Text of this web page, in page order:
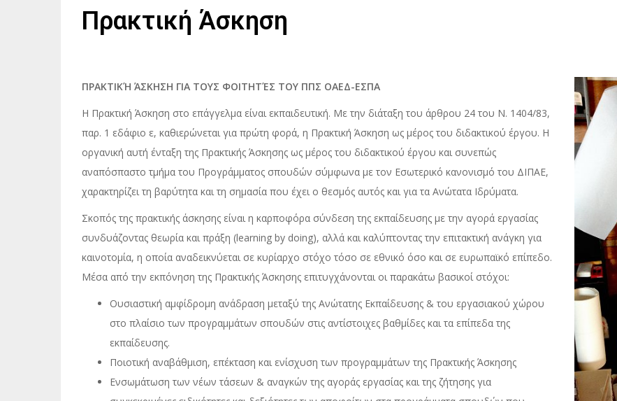
Πρακτική Άσκηση
ΠΡΑΚΤΙΚΉ ΆΣΚΗΣΗ ΓΙΑ ΤΟΥΣ ΦΟΙΤΗΤΈΣ ΤΟΥ ΠΠΣ ΟΑΕΔ-ΕΣΠΑ
Η Πρακτική Άσκηση στο επάγγελμα είναι εκπαιδευτική. Με την διάταξη του άρθρου 24 του Ν. 1404/83,
παρ. 1 εδάφιο ε, καθιερώνεται για πρώτη φορά, η Πρακτική Άσκηση ως μέρος του διδακτικού έργου. Η
οργανική αυτή ένταξη της Πρακτικής Άσκησης ως μέρος του διδακτικού έργου και συνεπώς
αναπόσπαστο τμήμα του Προγράμματος σπουδών σύμφωνα με τον Εσωτερικό κανονισμό του ΔΙΠΑΕ,
χαρακτηρίζει τη βαρύτητα και τη σημασία που έχει ο θεσμός αυτός και για τα Ανώτατα Ιδρύματα.
Σκοπός της πρακτικής άσκησης είναι η καρποφόρα σύνδεση της εκπαίδευσης με την αγορά εργασίας
συνδυάζοντας θεωρία και πράξη (learning by doing), αλλά και καλύπτοντας την επιτακτική ανάγκη για
καινοτομία, η οποία αναδεικνύεται σε κυρίαρχο στόχο τόσο σε εθνικό όσο και σε ευρωπαϊκό επίπεδο.
Μέσα από την εκπόνηση της Πρακτικής Άσκησης επιτυγχάνονται οι παρακάτω βασικοί στόχοι:
Ουσιαστική αμφίδρομη ανάδραση μεταξύ της Ανώτατης Εκπαίδευσης & του εργασιακού χώρου
στο πλαίσιο των προγραμμάτων σπουδών στις αντίστοιχες βαθμίδες και τα επίπεδα της
εκπαίδευσης.
Ποιοτική αναβάθμιση, επέκταση και ενίσχυση των προγραμμάτων της Πρακτικής Άσκησης
Ενσωμάτωση των νέων τάσεων & αναγκών της αγοράς εργασίας και της ζήτησης για